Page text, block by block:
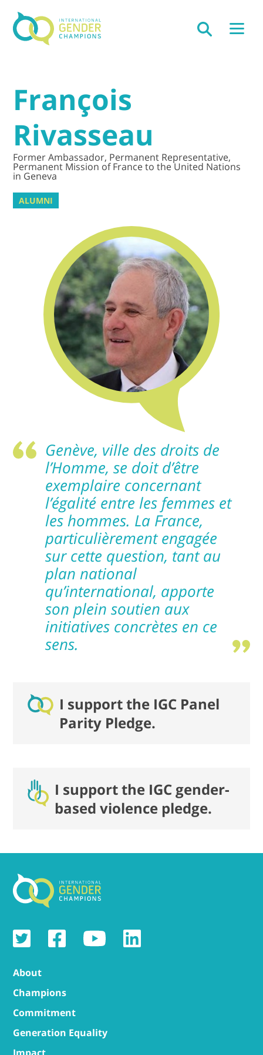
François
Rivasseau
Former Ambassador, Permanent Representative,
Permanent Mission of France to the United Nations
in Geneva
ALUMNI
Genève, ville des droits de
l’Homme, se doit d’être
exemplaire concernant
l’égalité entre les femmes et
les hommes. La France,
particulièrement engagée
sur cette question, tant au
plan national
qu’international, apporte
son plein soutien aux
initiatives concrètes en ce
sens.
I support the IGC Panel
Parity Pledge.
I support the IGC gender-
based violence pledge.
About
Champions
Commitment
Generation Equality